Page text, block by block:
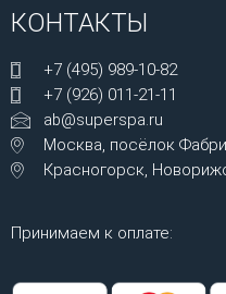
КОНТАКТЫ
+7 (495) 989-10-82
+7 (926) 011-21-11
ab@superspa.ru
Москва, посёлок
Красногорск,
Принимаем к оплате: